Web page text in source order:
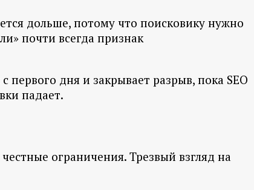
дольше, потому что поисковику нужно
почти всегда признак
дня и закрывает разрыв, пока SEO
падает.
ограничения. Трезвый взгляд на